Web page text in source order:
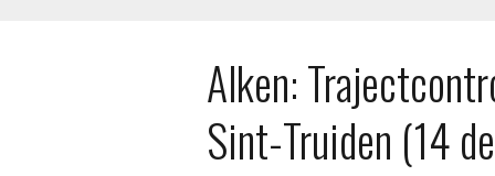
Alken:
Sint-Truiden (14